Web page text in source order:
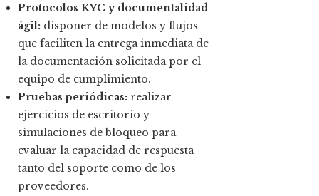
Protocolos KYC y documentalidad
ágil: disponer de modelos y flujos
que faciliten la entrega inmediata de
la documentación solicitada por el
equipo de cumplimiento.
Pruebas periódicas: realizar
ejercicios de escritorio y
simulaciones de bloqueo para
evaluar la capacidad de respuesta
tanto del soporte como de los
proveedores.